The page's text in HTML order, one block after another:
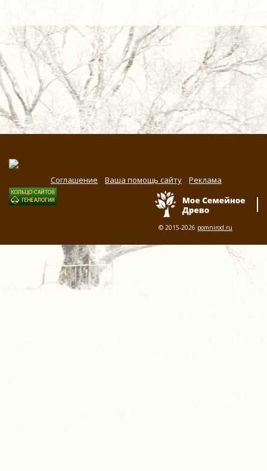
Соглашение Ваша помощь сайту Реклама
© 2015-2026 pomnirod.ru